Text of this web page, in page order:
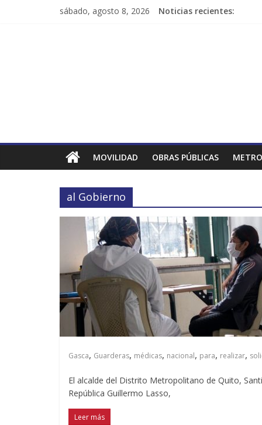
sábado, agosto 8, 2026 Noticias recientes:
MOVILIDAD OBRAS PÚBLICAS
al Gobierno
Gasca, Guarderas, médicas, nacional, para, realizar,
El alcalde del Distrito Metropolitano de Quito,
República Guillermo Lasso,
Leer más